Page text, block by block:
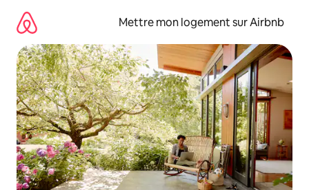
directement
contenu
Mettre mon logement sur Airbnb